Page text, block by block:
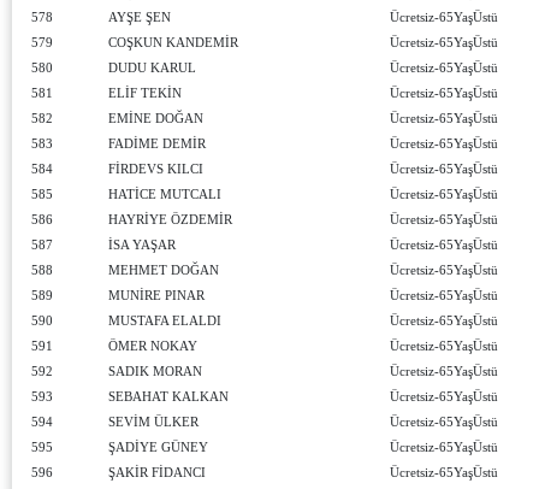
578
AYŞE ŞEN
Ücretsiz-65YaşÜstü
579
COŞKUN KANDEMİR
Ücretsiz-65YaşÜstü
580
DUDU KARUL
Ücretsiz-65YaşÜstü
581
ELİF TEKİN
Ücretsiz-65YaşÜstü
582
EMİNE DOĞAN
Ücretsiz-65YaşÜstü
583
FADİME DEMİR
Ücretsiz-65YaşÜstü
584
FİRDEVS KILCI
Ücretsiz-65YaşÜstü
585
HATİCE MUTCALI
Ücretsiz-65YaşÜstü
586
HAYRİYE ÖZDEMİR
Ücretsiz-65YaşÜstü
587
İSA YAŞAR
Ücretsiz-65YaşÜstü
588
MEHMET DOĞAN
Ücretsiz-65YaşÜstü
589
MUNİRE PINAR
Ücretsiz-65YaşÜstü
590
MUSTAFA ELALDI
Ücretsiz-65YaşÜstü
591
ÖMER NOKAY
Ücretsiz-65YaşÜstü
592
SADIK MORAN
Ücretsiz-65YaşÜstü
593
SEBAHAT KALKAN
Ücretsiz-65YaşÜstü
594
SEVİM ÜLKER
Ücretsiz-65YaşÜstü
595
ŞADİYE GÜNEY
Ücretsiz-65YaşÜstü
596
ŞAKİR FİDANCI
Ücretsiz-65YaşÜstü